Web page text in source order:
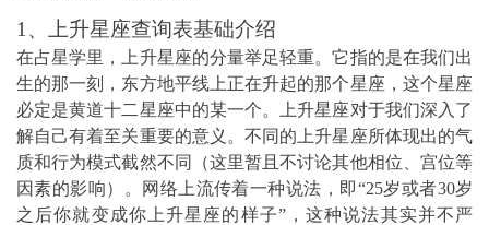
1、上升星座查询表基础介绍
在占星学里，上升星座的分量举足轻重。它指的是在我们出
生的那一刻，东方地平线上正在升起的那个星座，这个星座
必定是黄道十二星座中的某一个。上升星座对于我们深入了
解自己有着至关重要的意义。不同的上升星座所体现出的气
质和行为模式截然不同（这里暂且不讨论其他相位、宫位等
因素的影响）。网络上流传着一种说法，即“25岁或者30岁
之后你就变成你上升星座的样子”，这种说法其实并不严